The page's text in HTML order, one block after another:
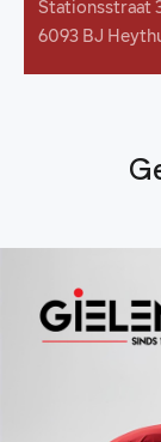
Stationsstraat
6093 BJ